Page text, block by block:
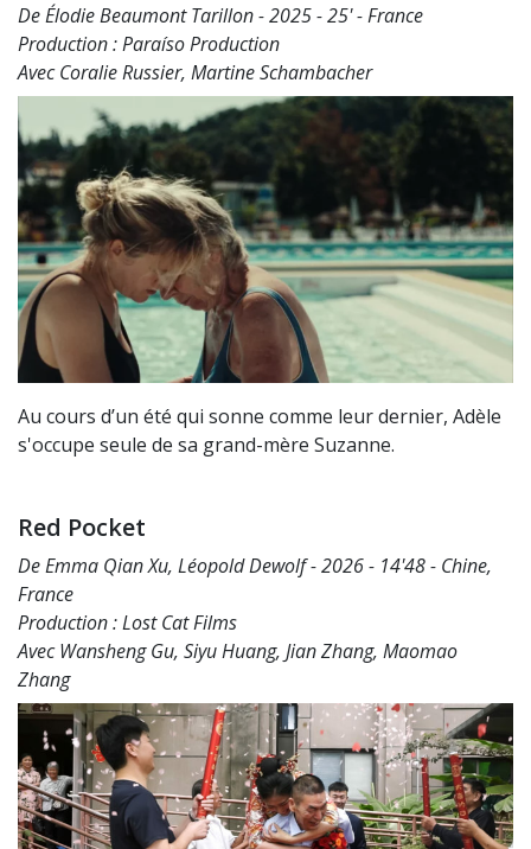
De Élodie Beaumont Tarillon - 2025 - 25' - France
Production : Paraíso Production
Avec Coralie Russier, Martine Schambacher
Au cours d’un été qui sonne comme leur dernier, Adèle
s'occupe seule de sa grand-mère Suzanne.
Red Pocket
De Emma Qian Xu, Léopold Dewolf - 2026 - 14'48 - Chine,
France
Production : Lost Cat Films
Avec Wansheng Gu, Siyu Huang, Jian Zhang, Maomao
Zhang